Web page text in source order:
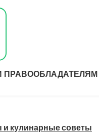
ПРАВООБЛАДАТЕЛЯМ
и кулинарные советы